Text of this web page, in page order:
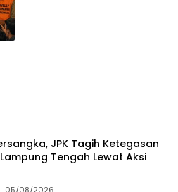
JPK Tagih Ketegasan
Tengah Lewat Aksi